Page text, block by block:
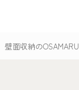
壁面収納のOSAMARU